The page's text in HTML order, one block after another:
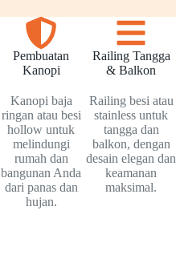
Pembuatan
Kanopi
Kanopi baja
ringan atau besi
hollow untuk
melindungi
rumah dan
bangunan Anda
dari panas dan
hujan.
Railing Tangga
& Balkon
Railing besi atau
stainless untuk
tangga dan
balkon, dengan
desain elegan dan
keamanan
maksimal.